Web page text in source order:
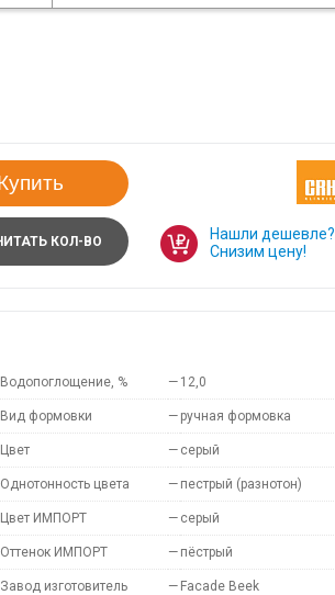
КОЛ-ВО
Нашли дешевле?
Снизим цену!
Водопоглощение, % — 12,0
Вид формовки — ручная формовка
Цвет — серый
Однотонность цвета — пестрый (разнотон)
Цвет ИМПОРТ — серый
Оттенок ИМПОРТ — пёстрый
Завод изготовитель — Facade Beek